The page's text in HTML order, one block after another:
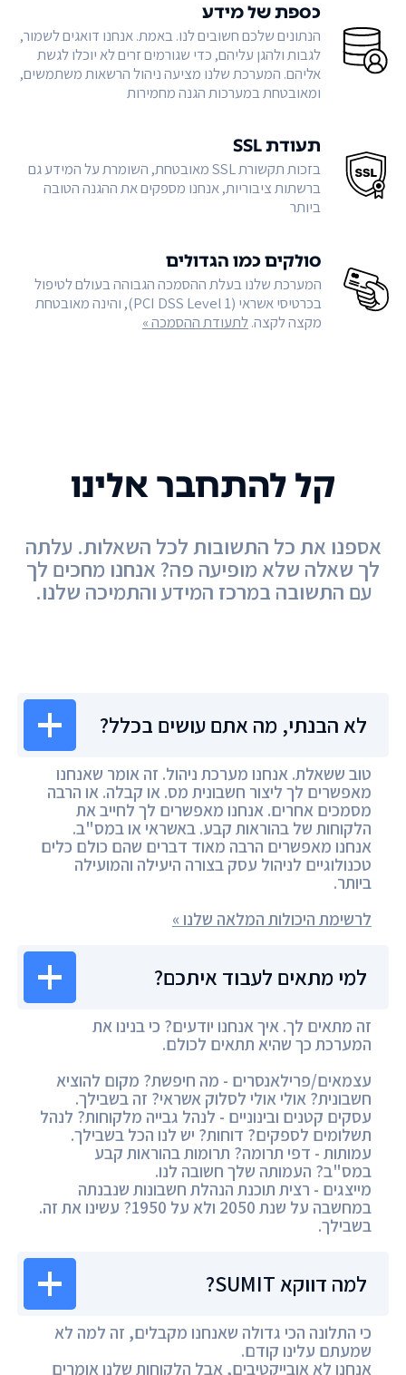
כספת של מידע
הנתונים שלכם חשובים לנו. באמת. אנחנו דואגים לשמור,
לגבות ולהגן עליהם, כדי שגורמים זרים לא יוכלו לגשת
אליהם. המערכת שלנו מציעה ניהול הרשאות משתמשים,
ומאובטחת במערכות הגנה מחמירות
תעודת SSL
בזכות תקשורת SSL מאובטחת, השומרת על המידע גם
ברשתות ציבוריות, אנחנו מספקים את ההגנה הטובה
ביותר
סולקים כמו הגדולים
המערכת שלנו בעלת ההסמכה הגבוהה בעולם לטיפול
בכרטיסי אשראי (PCI DSS Level 1), והינה מאובטחת
מקצה לקצה.לתעודת ההסמכה »
לא הבנתי, מה אתם עושים בכלל?
טוב ששאלת. אנחנו מערכת ניהול. זה אומר שאנחנו
מאפשרים לך ליצור חשבונית מס. או קבלה. או הרבה
מסמכים אחרים. אנחנו מאפשרים לך לחייב את
הלקוחות של בהוראות קבע. באשראי או במס"ב.
אנחנו מאפשרים הרבה מאוד דברים שהם כולם כלים
טכנולוגיים לניהול עסק בצורה היעילה והמועילה
ביותר.
לרשימת היכולות המלאה שלנו »
למי מתאים לעבוד איתכם?
זה מתאים לך. איך אנחנו יודעים? כי בנינו את
המערכת כך שהיא תתאים לכולם.
עצמאים/פרילאנסרים - מה חיפשת? מקום להוציא
חשבונית? אולי אולי לסלוק אשראי? זה בשבילך.
עסקים קטנים ובינוניים - לנהל גבייה מלקוחות? לנהל
תשלומים לספקים? דוחות? יש לנו הכל בשבילך.
עמותות - דפי תרומה? תרומות בהוראות קבע
במס"ב? העמותה שלך חשובה לנו.
מייצגים - רצית תוכנת הנהלת חשבונות שנבנתה
במחשבה על שנת 2050 ולא על 1950? עשינו את זה.
בשבילך.
למה דווקא SUMIT?
כי התלונה הכי גדולה שאנחנו מקבלים, זה למה לא
שמעתם עלינו קודם.
אנחנו לא אובייקטיבים, אבל הלקוחות שלנו אומרים
קל להתחבר אלינו
אספנו את כל התשובות לכל השאלות. עלתה
לך שאלה שלא מופיעה פה? אנחנו מחכים לך
עם התשובה במרכז המידע והתמיכה שלנו.